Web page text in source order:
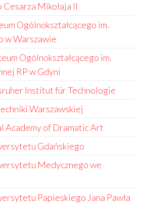
Mikołaja II
Ogólnokształcącego im.
w Warszawie
Ogólnokształcącego im.
RP w Gdyni
Institut für Technologie
Warszawskiej
Academy of Dramatic Art
Gdańskiego
Medycznego we
Papieskiego Jana Pawła